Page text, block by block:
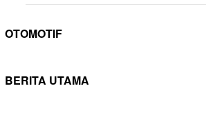
OTOMOTIF
BERITA UTAMA